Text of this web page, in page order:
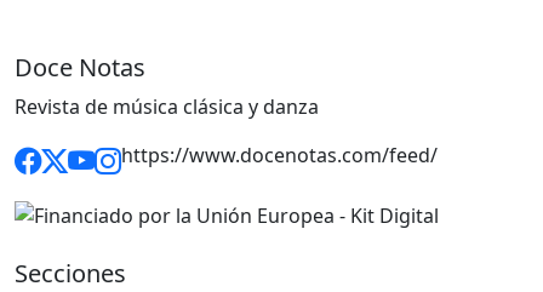
Doce Notas
Revista de música clásica y danza
https://www.docenotas.com/feed/
Secciones